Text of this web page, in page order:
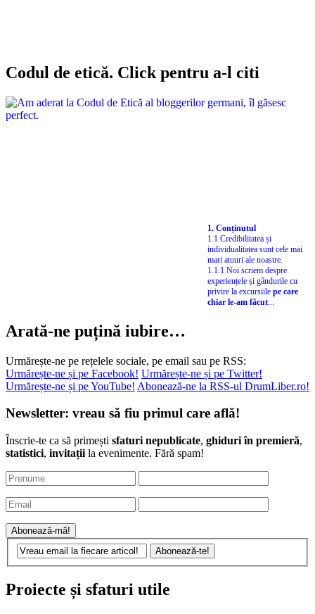
Codul de etică. Click pentru a-l citi
1. Conținutul
1.1 Credibilitatea și
individualitatea sunt cele mai
mari atuuri ale noastre.
1.1.1 Noi scriem despre
experiențele și gândurile cu
privire la excursiile pe care
chiar le-am făcut...
Arată-ne puțină iubire…
Urmărește-ne pe rețelele sociale, pe email sau pe RSS:
Urmărește-ne și pe Facebook! Urmărește-ne și pe Twitter!
Urmărește-ne și pe YouTube! Abonează-ne la RSS-ul DrumLiber.ro!
Newsletter: vreau să fiu primul care află!
Înscrie-te ca să primești sfaturi nepublicate, ghiduri în premieră,
statistici, invitațiila evenimente. Fără spam!
Proiecte și sfaturi utile